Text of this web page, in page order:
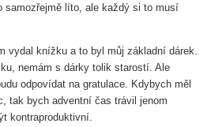
samozřejmě líto, ale každý si to musí
vydal knížku a to byl můj základní dárek.
nemám s dárky tolik starostí. Ale
odpovídat na gratulace. Kdybych měl
tak bych adventní čas trávil jenom
kontraproduktivní.